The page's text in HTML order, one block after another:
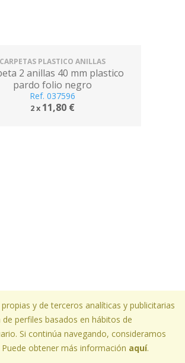
CARPETAS PLASTICO ANILLAS
2 anillas 40 mm plastico
pardo folio negro
Ref. 037596
2 x 11,80 €
CARPETAS PLASTICO ANILLAS
2 anillas 40 mm plastico
pardo folio azul
Ref. 037595
y de terceros analíticas y publicitarias
perfiles basados en hábitos de
Si continúa navegando, consideramos
obtener más información aquí.